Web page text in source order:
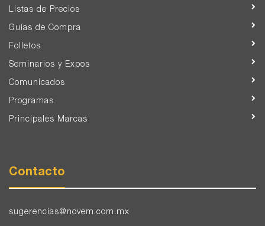
Listas de Precios
Guías de Compra
Folletos
Seminarios y Expos
Comunicados
Programas
Principales Marcas
Contacto
sugerencias@novem.com.mx